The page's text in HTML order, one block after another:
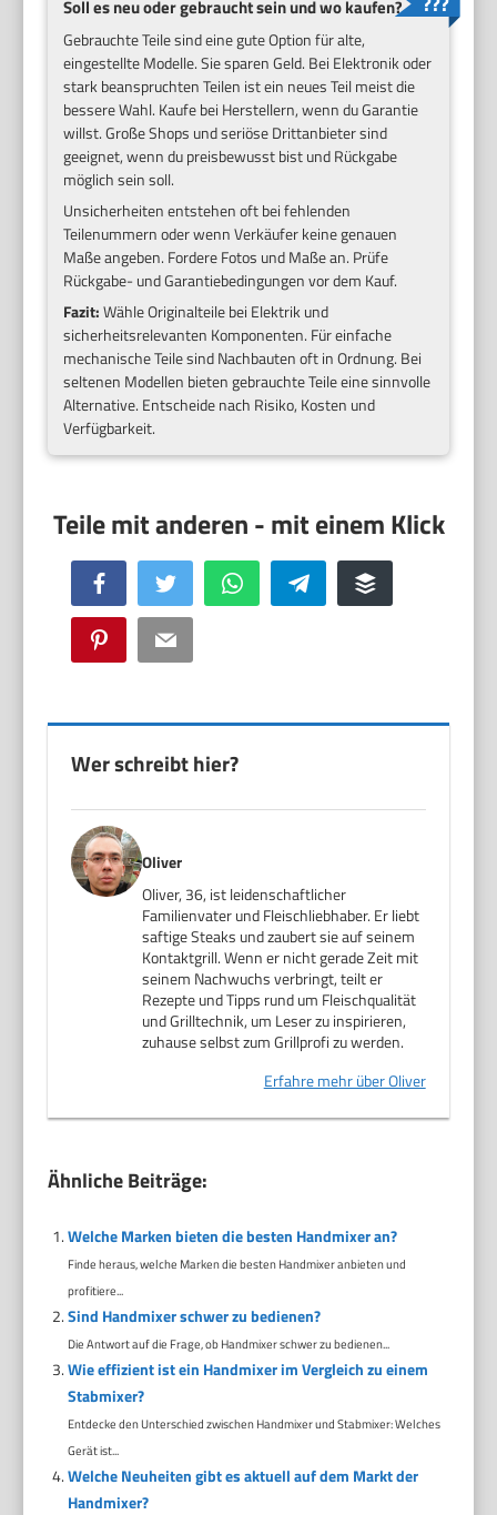
Soll es neu oder gebraucht sein und wo kaufen?
Gebrauchte Teile sind eine gute Option für alte,
eingestellte Modelle. Sie sparen Geld. Bei Elektronik oder
stark beanspruchten Teilen ist ein neues Teil meist die
bessere Wahl. Kaufe bei Herstellern, wenn du Garantie
willst. Große Shops und seriöse Drittanbieter sind
geeignet, wenn du preisbewusst bist und Rückgabe
möglich sein soll.
Unsicherheiten entstehen oft bei fehlenden
Teilenummern oder wenn Verkäufer keine genauen
Maße angeben. Fordere Fotos und Maße an. Prüfe
Rückgabe- und Garantiebedingungen vor dem Kauf.
Fazit:Wähle Originalteile bei Elektrik und
sicherheitsrelevanten Komponenten. Für einfache
mechanische Teile sind Nachbauten oft in Ordnung. Bei
seltenen Modellen bieten gebrauchte Teile eine sinnvolle
Alternative. Entscheide nach Risiko, Kosten und
Verfügbarkeit.
Facebook Twitter WhatsApp Telegram Buffer
Pinterest Email
Wer schreibt hier?
Oliver
Oliver, 36, ist leidenschaftlicher
Familienvater und Fleischliebhaber. Er liebt
saftige Steaks und zaubert sie auf seinem
Kontaktgrill. Wenn er nicht gerade Zeit mit
seinem Nachwuchs verbringt, teilt er
Rezepte und Tipps rund um Fleischqualität
und Grilltechnik, um Leser zu inspirieren,
zuhause selbst zum Grillprofi zu werden.
Erfahre mehr über Oliver
Ähnliche Beiträge:
Welche Marken bieten die besten Handmixer an?
Finde heraus, welche Marken die besten Handmixer anbieten und
profitiere...
Sind Handmixer schwer zu bedienen?
Die Antwort auf die Frage, ob Handmixer schwer zu bedienen...
Wie effizient ist ein Handmixer im Vergleich zu einem
Stabmixer?
Entdecke den Unterschied zwischen Handmixer und Stabmixer: Welches
Gerät ist...
Welche Neuheiten gibt es aktuell auf dem Markt der
Handmixer?